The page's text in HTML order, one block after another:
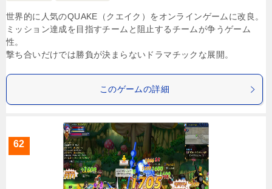
世界的に人気のQUAKE（クエイク）をオンラインゲームに改良。
ミッション達成を目指すチームと阻止するチームが争うゲーム
性。
撃ち合いだけでは勝負が決まらないドラマチックな展開。
このゲームの詳細
62